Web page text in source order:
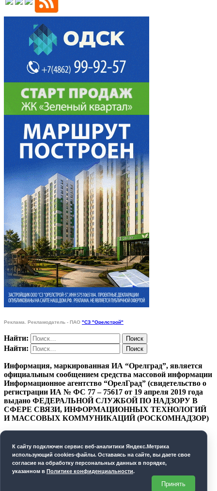
Реклама. Рекламодатель - ПАО "СЗ "Орелстрой"
Найти:
Найти:
Информация, маркированная ИА “Орелград”, является
официальным сообщением средства массовой информации
Информационное агентство “ОрелГрад” (свидетельство о
регистрации ИА № ФС 77 – 75617 от 19 апреля 2019 года
выдано ФЕДЕРАЛЬНОЙ СЛУЖБОЙ ПО НАДЗОРУ В
СФЕРЕ СВЯЗИ, ИНФОРМАЦИОННЫХ ТЕХНОЛОГИЙ
И МАССОВЫХ КОММУНИКАЦИЙ (РОСКОМНАДЗОР)
СОГЛАСИЕ НА ОБРАБОТКУ ПЕРСОНАЛЬНЫХ
ДАННЫХ
К cайту подключен сервис веб-аналитики Яндекс.Метрика
использующий cookies-файлы. Оставаясь на сайте, вы даете свое
согласие на обработку персональных данных в порядке,
указанном в Политике конфиденциальности.
Принять